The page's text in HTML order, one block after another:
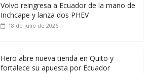
Volvo reingresa a Ecuador de la mano de
Inchcape y lanza dos PHEV
18 de julio de 2026
Hero abre nueva tienda en Quito y
fortalece su apuesta por Ecuador